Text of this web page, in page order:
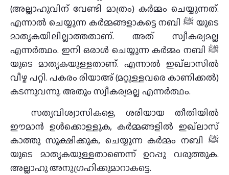
(അല്ലാഹുവിന് വേണ്ടി മാത്രം) കര്‍മ്മം ചെയ്യുന്നത്.
എന്നാൽ ചെയ്യുന്ന കര്‍മ്മങ്ങളാകട്ടെ നബി ﷺ യുടെ
മാതൃകയിലില്ലാത്തതാണ്. അത് സ്വീകര്യമല്ല
എന്നര്‍ത്ഥം. ഇനി ഒരാൾ ചെയ്യുന്ന കര്‍മ്മം നബി ﷺ
യുടെ മാതൃകയുള്ളതാണ്. എന്നാൽ ഇഖ്ലാസിൽ
വീഴ്ച പറ്റി. പകരം രിയാഅ് (മറ്റുള്ളവരെ കാണിക്കൽ)
കടന്നുവന്നു. അതും സ്വീകര്യമല്ല എന്നര്‍ത്ഥം.
സത്യവിശ്വാസികളെ, ശരിയായ തീതിയിൽ
ഈമാൻ ഉൾക്കൊള്ളുക, കര്‍മ്മങ്ങളിൽ ഇഖ്ലാസ്
കാത്തു സൂക്ഷിക്കുക, ചെയ്യുന്ന കര്‍മ്മം നബി ﷺ
യുടെ മാതൃകയുള്ളതാണെന്ന് ഉറപ്പു വരുത്തുക.
അല്ലാഹു അനുഗ്രഹിക്കുമാറാകട്ടെ.